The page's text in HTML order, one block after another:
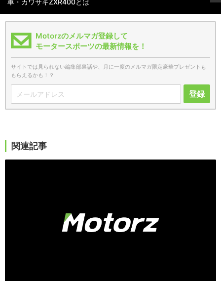
Motorzのメルマガ登録して
モータースポーツの最新情報を！
サイトでは見られない編集部裏話や、月に一度のメルマガ限定豪華プレゼントも
もらえるかも！？
登録
関連記事